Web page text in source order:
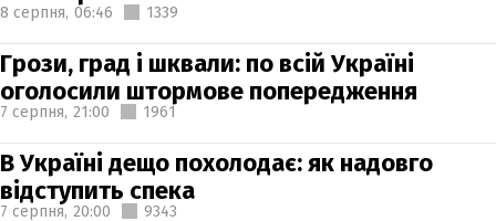
8 серпня, 06:46 1339
Грози, град і шквали: по всій Україні
оголосили штормове попередження
7 серпня, 21:00 1961
В Україні дещо похолодає: як надовго
відступить спека
7 серпня, 20:00 9343